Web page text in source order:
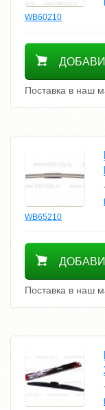
WB60210
400
Поставка в наш
WB65210
500
Поставка в наш